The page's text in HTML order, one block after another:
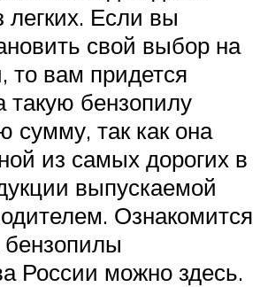
легких. Если вы
свой выбор на
то вам придется
такую бензопилу
сумму, так как она
из самых дорогих в
выпускаемой
Ознакомится
России можно здесь.